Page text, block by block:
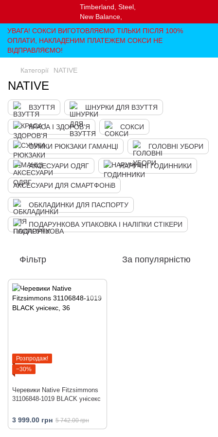
УВАГА! СОКСИ ВИГОТОВЛЯЄМО ТІЛЬКИ ПІСЛЯ 100%
ОПЛАТИ, НАКЛАДЕНИМ ПЛАТЕЖЕМ СОКСИ НЕ
ВІДПРАВЛЯЄМО!
Категорії NATIVE
NATIVE
ВЗУТТЯ ШНУРКИ ДЛЯ ВЗУТТЯ
КРАСА І ЗДОРОВ'Я СОКСИ
СУМКИ РЮКЗАКИ ГАМАНЦІ ГОЛОВНІ УБОРИ
АКСЕСУАРИ ОДЯГ НАРУЧНІ ГОДИННИКИ
АКСЕСУАРИ ДЛЯ СМАРТФОНіВ
ОБКЛАДИНКИ ДЛЯ ПАСПОРТУ
ПОДАРУНКОВА УПАКОВКА І НАЛІПКИ СТІКЕРИ
Фільтр За популярністю
Розпродаж!
−30%
Черевики Native Fitzsimmons
31106848-1019 BLACK унiсекс
3 999.00 грн 5 742.00 грн